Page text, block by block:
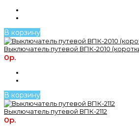
В корзину
Выключатель путевой ВПК-2010
0р.
В корзину
Выключатель путевой ВПК-2112
0р.